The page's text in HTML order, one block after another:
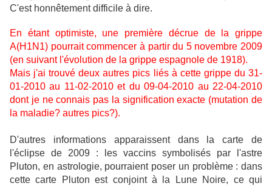
C'est honnêtement difficile à dire.
En étant optimiste, une première décrue de la grippe
A(H1N1) pourrait commencer à partir du 5 novembre 2009
(en suivant l'évolution de la grippe espagnole de 1918).
Mais j'ai trouvé deux autres pics liés à cette grippe du 31-
01-2010 au 11-02-2010 et du 09-04-2010 au 22-04-2010
dont je ne connais pas la signification exacte (mutation de
la maladie? autres pics?).
D'autres informations apparaissent dans la carte de
l'éclipse de 2009 : les vaccins symbolisés par l'astre
Pluton, en astrologie, pourraient poser un problème : dans
cette carte Pluton est conjoint à la Lune Noire, ce qui